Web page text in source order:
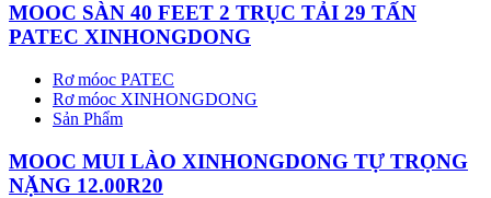
MOOC SÀN 40 FEET 2 TRỤC TẢI 29 TẤN
PATEC XINHONGDONG
Rơ móoc PATEC
Rơ móoc XINHONGDONG
Sản Phẩm
MOOC MUI LÀO XINHONGDONG TỰ TRỌNG
NẶNG 12.00R20